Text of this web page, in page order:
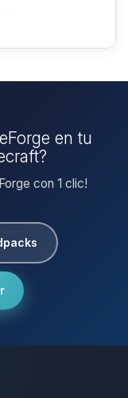
en tu
con 1 clic!